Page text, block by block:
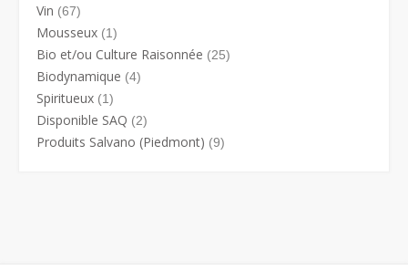
Vin (67)
Mousseux (1)
Bio et/ou Culture Raisonnée (25)
Biodynamique (4)
Spiritueux (1)
Disponible SAQ (2)
Produits Salvano (Piedmont) (9)